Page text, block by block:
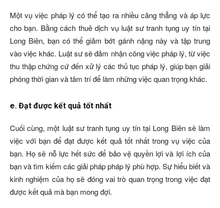
Một vụ việc pháp lý có thể tạo ra nhiều căng thẳng và áp lực
cho bạn. Bằng cách thuê dịch vụ luật sư tranh tụng uy tín tại
Long Biên, bạn có thể giảm bớt gánh nặng này và tập trung
vào việc khác. Luật sư sẽ đảm nhận công việc pháp lý, từ việc
thu thập chứng cứ đến xử lý các thủ tục pháp lý, giúp bạn giải
phóng thời gian và tâm trí để làm những việc quan trọng khác.
e. Đạt được kết quả tốt nhất
Cuối cùng, một luật sư tranh tụng uy tín tại Long Biên sẽ làm
việc với bạn để đạt được kết quả tốt nhất trong vụ việc của
bạn. Họ sẽ nỗ lực hết sức để bảo vệ quyền lợi và lợi ích của
bạn và tìm kiếm các giải pháp pháp lý phù hợp. Sự hiểu biết và
kinh nghiệm của họ sẽ đóng vai trò quan trọng trong việc đạt
được kết quả mà bạn mong đợi.